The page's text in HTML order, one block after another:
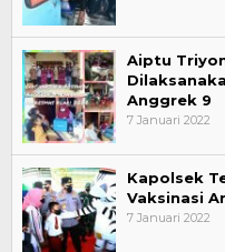
Aiptu
Anggrek 9
7 Januari 2022
Kapolsek
Vaksinasi
7 Januari 2022